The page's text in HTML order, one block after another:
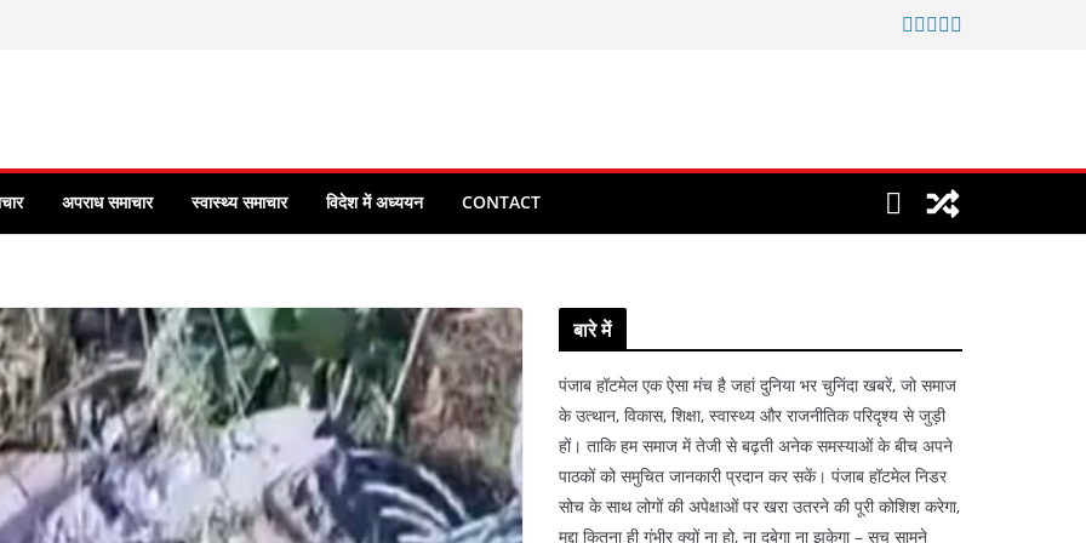
अपराध समाचार स्वास्थ्य समाचार विदेश में अध्ययन CONTACT
बारे में
पंजाब हॉटमेल एक ऐसा मंच है जहां दुनिया भर चुनिंदा खबरें, जो समाज
के उत्थान, विकास, शिक्षा, स्वास्थ्य और राजनीतिक परिदृश्य से जुड़ी
हों। ताकि हम समाज में तेजी से बढ़ती अनेक समस्याओं के बीच अपने
पाठकों को समुचित जानकारी प्रदान कर सकें। पंजाब हॉटमेल निडर
सोच के साथ लोगों की अपेक्षाओं पर खरा उतरने की पूरी कोशिश करेगा,
मुद्दा कितना ही गंभीर क्यों ना हो, ना दबेगा ना झुकेगा – सच सामने